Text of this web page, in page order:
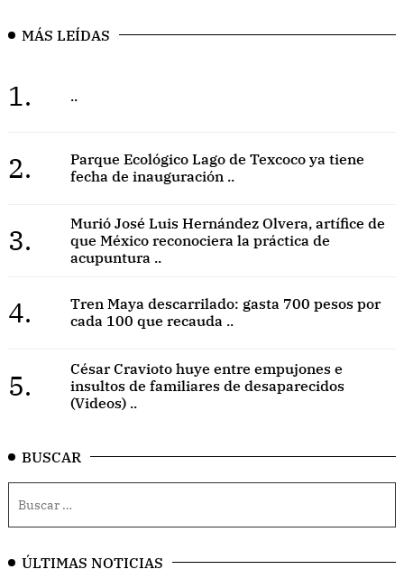
MÁS LEÍDAS
1. ..
2.
Parque Ecológico Lago de Texcoco ya tiene
fecha de inauguración ..
3.
Murió José Luis Hernández Olvera, artífice de
que México reconociera la práctica de
acupuntura ..
4.
Tren Maya descarrilado: gasta 700 pesos por
cada 100 que recauda ..
5.
César Cravioto huye entre empujones e
insultos de familiares de desaparecidos
(Videos) ..
BUSCAR
ÚLTIMAS NOTICIAS